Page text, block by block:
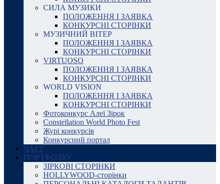
СИЛА МУЗИКИ
ПОЛОЖЕННЯ І ЗАЯВКА
КОНКУРСНІ СТОРІНКИ
МУЗИЧНИЙ ВІТЕР
ПОЛОЖЕННЯ І ЗАЯВКА
КОНКУРСНІ СТОРІНКИ
VIRTUOSO
ПОЛОЖЕННЯ І ЗАЯВКА
КОНКУРСНІ СТОРІНКИ
WORLD VISION
ПОЛОЖЕННЯ І ЗАЯВКА
КОНКУРСНІ СТОРІНКИ
Фотоконкурс Алеї Зірок
Constellation World Photo Fest
Журі конкурсів
Конкурсний портал
ЧАРТ
ПОРТФОЛІО
ЗІРКОВІ СТОРІНКИ
HOLLYWOOD-сторінки